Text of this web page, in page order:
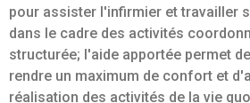
pour assister l'infirmier et travailler
dans le cadre des activités
structurée; l'aide apportée permet
rendre un maximum de confort et
réalisation des activités de la vie